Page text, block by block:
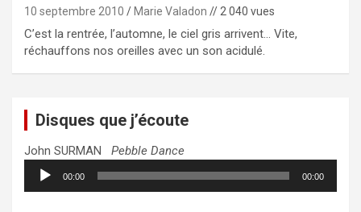
10 septembre 2010 Marie Valadon // 2 040 vues
C’est la rentrée, l’automne, le ciel gris arrivent… Vite,
réchauffons nos oreilles avec un son acidulé.
Disques que j’écoute
John SURMAN Pebble Dance
Lecteur
audio
00:00 00:00